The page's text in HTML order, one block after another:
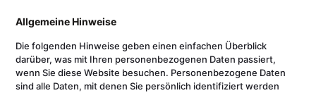
Allgemeine Hinweise
Die folgenden Hinweise geben einen einfachen Überblick
darüber, was mit Ihren personenbezogenen Daten passiert,
wenn Sie diese Website besuchen. Personenbezogene Daten
sind alle Daten, mit denen Sie persönlich identifiziert werden